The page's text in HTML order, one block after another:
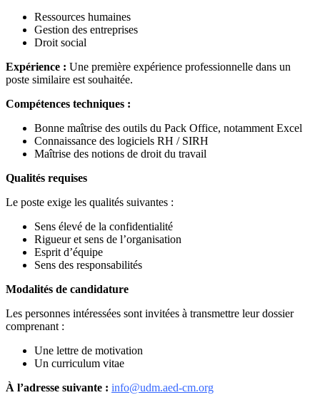
Ressources humaines
Gestion des entreprises
Droit social
Expérience : Une première expérience professionnelle dans un
poste similaire est souhaitée.
Compétences techniques :
Bonne maîtrise des outils du Pack Office, notamment Excel
Connaissance des logiciels RH / SIRH
Maîtrise des notions de droit du travail
Qualités requises
Le poste exige les qualités suivantes :
Sens élevé de la confidentialité
Rigueur et sens de l’organisation
Esprit d’équipe
Sens des responsabilités
Modalités de candidature
Les personnes intéressées sont invitées à transmettre leur dossier
comprenant :
Une lettre de motivation
Un curriculum vitae
À l’adresse suivante : info@udm.aed-cm.org